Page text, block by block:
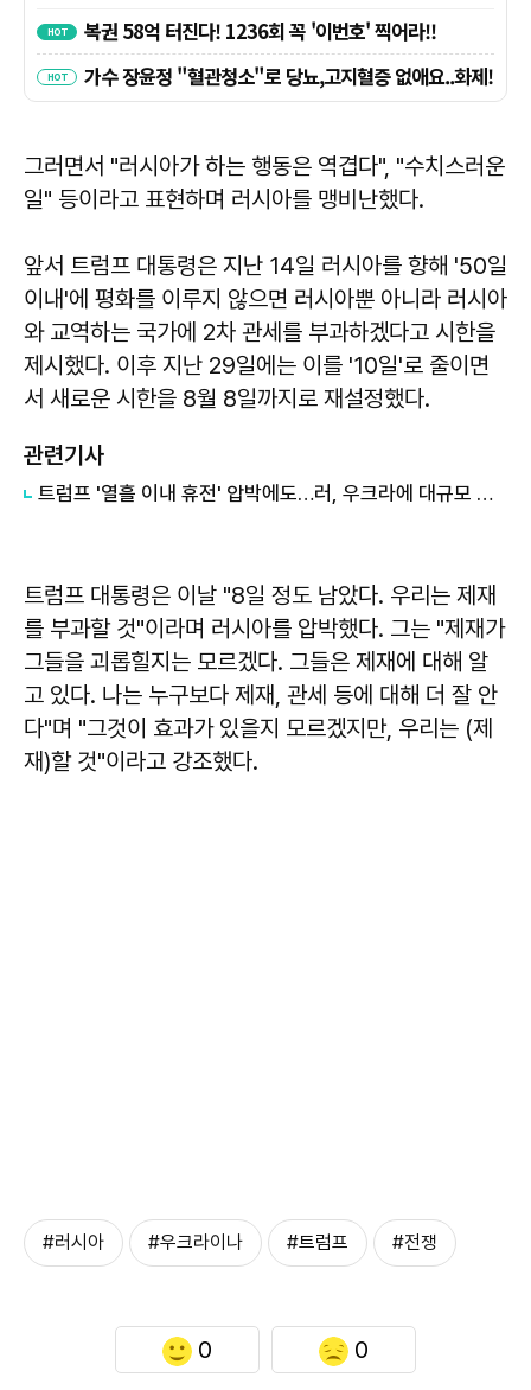
그러면서 "러시아가 하는 행동은 역겹다", "수치스러운
일" 등이라고 표현하며 러시아를 맹비난했다.
앞서 트럼프 대통령은 지난 14일 러시아를 향해 '50일
이내'에 평화를 이루지 않으면 러시아뿐 아니라 러시아
와 교역하는 국가에 2차 관세를 부과하겠다고 시한을
제시했다. 이후 지난 29일에는 이를 '10일'로 줄이면
서 새로운 시한을 8월 8일까지로 재설정했다.
관련기사
트럼프 '열흘 이내 휴전' 압박에도…러, 우크라에 대규모 공습
트럼프 대통령은 이날 "8일 정도 남았다. 우리는 제재
를 부과할 것"이라며 러시아를 압박했다. 그는 "제재가
그들을 괴롭힐지는 모르겠다. 그들은 제재에 대해 알
고 있다. 나는 누구보다 제재, 관세 등에 대해 더 잘 안
다"며 "그것이 효과가 있을지 모르겠지만, 우리는 (제
재)할 것"이라고 강조했다.
#러시아 #우크라이나 #트럼프 #전쟁
0 0